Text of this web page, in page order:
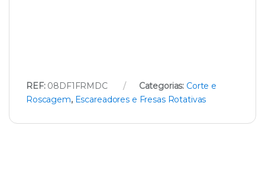
REF: 08DF1FRMDC Categorias: Corte e
Roscagem, Escareadores e Fresas Rotativas